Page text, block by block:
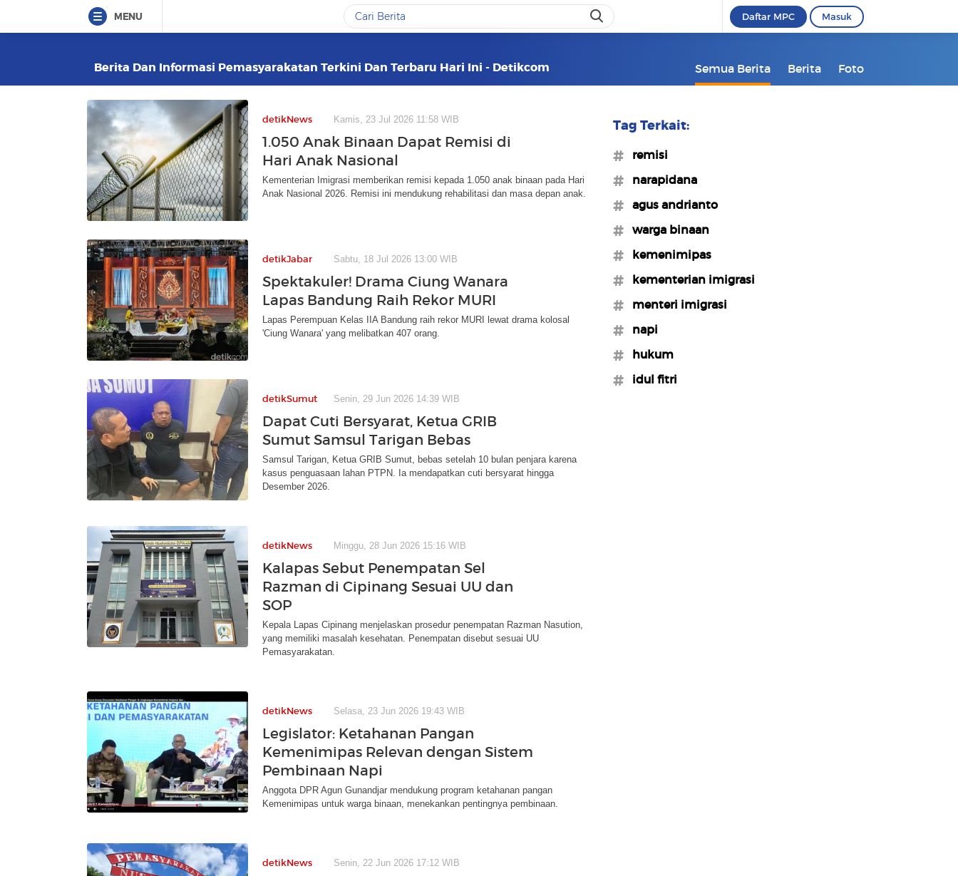
MENU Daftar MPC Masuk
Berita Dan Informasi Pemasyarakatan Terkini Dan Terbaru Hari Ini - Detikcom Semua Berita Berita Foto
detikNews Kamis, 23 Jul 2026 11:58 WIB
1.050 Anak Binaan Dapat Remisi di
Hari Anak Nasional
Kementerian Imigrasi memberikan remisi kepada 1.050 anak binaan pada Hari
Anak Nasional 2026. Remisi ini mendukung rehabilitasi dan masa depan anak.
detikJabar Sabtu, 18 Jul 2026 13:00 WIB
Spektakuler! Drama Ciung Wanara
Lapas Bandung Raih Rekor MURI
Lapas Perempuan Kelas IIA Bandung raih rekor MURI lewat drama kolosal
'Ciung Wanara' yang melibatkan 407 orang.
detikSumut Senin, 29 Jun 2026 14:39 WIB
Dapat Cuti Bersyarat, Ketua GRIB
Sumut Samsul Tarigan Bebas
Samsul Tarigan, Ketua GRIB Sumut, bebas setelah 10 bulan penjara karena
kasus penguasaan lahan PTPN. Ia mendapatkan cuti bersyarat hingga
Desember 2026.
detikNews Minggu, 28 Jun 2026 15:16 WIB
Kalapas Sebut Penempatan Sel
Razman di Cipinang Sesuai UU dan
SOP
Kepala Lapas Cipinang menjelaskan prosedur penempatan Razman Nasution,
yang memiliki masalah kesehatan. Penempatan disebut sesuai UU
Pemasyarakatan.
detikNews Selasa, 23 Jun 2026 19:43 WIB
Legislator: Ketahanan Pangan
Kemenimipas Relevan dengan Sistem
Pembinaan Napi
Anggota DPR Agun Gunandjar mendukung program ketahanan pangan
Kemenimipas untuk warga binaan, menekankan pentingnya pembinaan.
detikNews Senin, 22 Jun 2026 17:12 WIB
Tag Terkait:
#remisi
#narapidana
#agus andrianto
#warga binaan
#kemenimipas
#kementerian imigrasi
#menteri imigrasi
#napi
#hukum
#idul fitri